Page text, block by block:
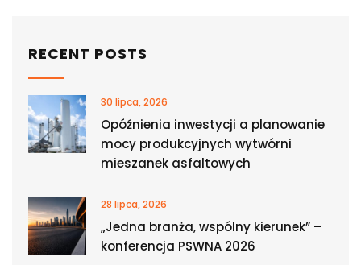
RECENT POSTS
30 lipca, 2026
Opóźnienia inwestycji a planowanie
mocy produkcyjnych wytwórni
mieszanek asfaltowych
28 lipca, 2026
„Jedna branża, wspólny kierunek” –
konferencja PSWNA 2026